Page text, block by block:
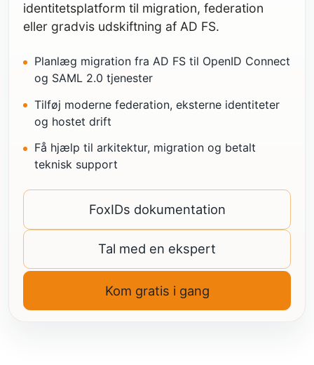
identitetsplatform til migration, federation
eller gradvis udskiftning af AD FS.
Planlæg migration fra AD FS til OpenID Connect
og SAML 2.0 tjenester
Tilføj moderne federation, eksterne identiteter
og hostet drift
Få hjælp til arkitektur, migration og betalt
teknisk support
FoxIDs dokumentation
Tal med en ekspert
Kom gratis i gang